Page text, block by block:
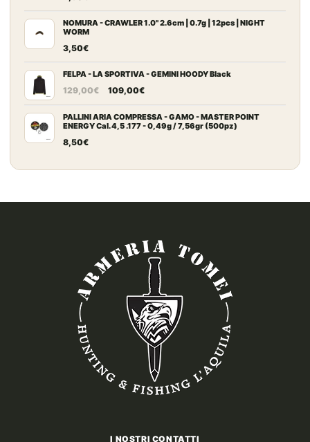
NOMURA - CRAWLER 1.0" 2.6cm | 0.7g | 12pcs | NIGHT
WORM
3,50€
FELPA - LA SPORTIVA - GEMINI HOODY Black
129,00€
Il
originale
era:
109,00€Il
attuale
è:
PALLINI ARIA COMPRESSA - GAMO - MASTER POINT
ENERGY Cal. 4,5 .177 - 0,49g / 7,56gr (500pz)
8,50€
I NOSTRI CONTATTI